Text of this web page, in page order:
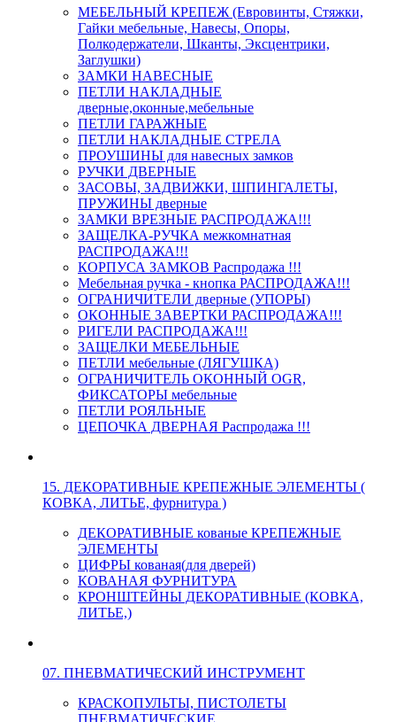
МЕБЕЛЬНЫЙ КРЕПЕЖ (Евровинты, Стяжки,
Гайки мебельные, Навесы, Опоры,
Полкодержатели, Шканты, Эксцентрики,
Заглушки)
ЗАМКИ НАВЕСНЫЕ
ПЕТЛИ НАКЛАДНЫЕ
дверные,оконные,мебельные
ПЕТЛИ ГАРАЖНЫЕ
ПЕТЛИ НАКЛАДНЫЕ СТРЕЛА
ПРОУШИНЫ для навесных замков
РУЧКИ ДВЕРНЫЕ
ЗАСОВЫ, ЗАДВИЖКИ, ШПИНГАЛЕТЫ,
ПРУЖИНЫ дверные
ЗАМКИ ВРЕЗНЫЕ РАСПРОДАЖА!!!
ЗАЩЕЛКА-РУЧКА межкомнатная
РАСПРОДАЖА!!!
КОРПУСА ЗАМКОВ Распродажа !!!
Мебельная ручка - кнопка РАСПРОДАЖА!!!
ОГРАНИЧИТЕЛИ дверные (УПОРЫ)
ОКОННЫЕ ЗАВЕРТКИ РАСПРОДАЖА!!!
РИГЕЛИ РАСПРОДАЖА!!!
ЗАЩЕЛКИ МЕБЕЛЬНЫЕ
ПЕТЛИ мебельные (ЛЯГУШКА)
ОГРАНИЧИТЕЛЬ ОКОННЫЙ OGR,
ФИКСАТОРЫ мебельные
ПЕТЛИ РОЯЛЬНЫЕ
ЦЕПОЧКА ДВЕРНАЯ Распродажа !!!
15. ДЕКОРАТИВНЫЕ КРЕПЕЖНЫЕ ЭЛЕМЕНТЫ (
КОВКА, ЛИТЬЕ, фурнитура )
ДЕКОРАТИВНЫЕ кованые КРЕПЕЖНЫЕ
ЭЛЕМЕНТЫ
ЦИФРЫ кованая(для дверей)
КОВАНАЯ ФУРНИТУРА
КРОНШТЕЙНЫ ДЕКОРАТИВНЫЕ (КОВКА,
ЛИТЬЕ,)
07. ПНЕВМАТИЧЕСКИЙ ИНСТРУМЕНТ
КРАСКОПУЛЬТЫ, ПИСТОЛЕТЫ
ПНЕВМАТИЧЕСКИЕ